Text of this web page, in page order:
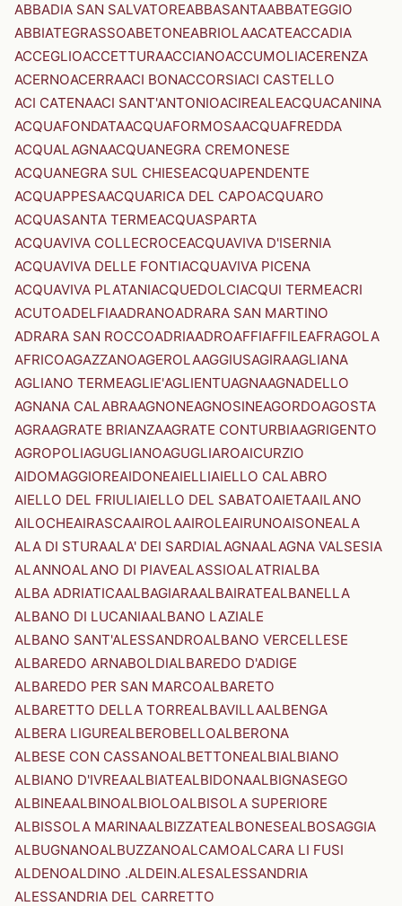
ABBADIA SAN SALVATOREABBASANTAABBATEGGIO
ABBIATEGRASSOABETONEABRIOLAACATEACCADIA
ACCEGLIOACCETTURAACCIANOACCUMOLIACERENZA
ACERNOACERRAACI BONACCORSIACI CASTELLO
ACI CATENAACI SANT'ANTONIOACIREALEACQUACANINA
ACQUAFONDATAACQUAFORMOSAACQUAFREDDA
ACQUALAGNAACQUANEGRA CREMONESE
ACQUANEGRA SUL CHIESEACQUAPENDENTE
ACQUAPPESAACQUARICA DEL CAPOACQUARO
ACQUASANTA TERMEACQUASPARTA
ACQUAVIVA COLLECROCEACQUAVIVA D'ISERNIA
ACQUAVIVA DELLE FONTIACQUAVIVA PICENA
ACQUAVIVA PLATANIACQUEDOLCIACQUI TERMEACRI
ACUTOADELFIAADRANOADRARA SAN MARTINO
ADRARA SAN ROCCOADRIAADROAFFIAFFILEAFRAGOLA
AFRICOAGAZZANOAGEROLAAGGIUSAGIRAAGLIANA
AGLIANO TERMEAGLIE'AGLIENTUAGNAAGNADELLO
AGNANA CALABRAAGNONEAGNOSINEAGORDOAGOSTA
AGRAAGRATE BRIANZAAGRATE CONTURBIAAGRIGENTO
AGROPOLIAGUGLIANOAGUGLIAROAICURZIO
AIDOMAGGIOREAIDONEAIELLIAIELLO CALABRO
AIELLO DEL FRIULIAIELLO DEL SABATOAIETAAILANO
AILOCHEAIRASCAAIROLAAIROLEAIRUNOAISONEALA
ALA DI STURAALA' DEI SARDIALAGNAALAGNA VALSESIA
ALANNOALANO DI PIAVEALASSIOALATRIALBA
ALBA ADRIATICAALBAGIARAALBAIRATEALBANELLA
ALBANO DI LUCANIAALBANO LAZIALE
ALBANO SANT'ALESSANDROALBANO VERCELLESE
ALBAREDO ARNABOLDIALBAREDO D'ADIGE
ALBAREDO PER SAN MARCOALBARETO
ALBARETTO DELLA TORREALBAVILLAALBENGA
ALBERA LIGUREALBEROBELLOALBERONA
ALBESE CON CASSANOALBETTONEALBIALBIANO
ALBIANO D'IVREAALBIATEALBIDONAALBIGNASEGO
ALBINEAALBINOALBIOLOALBISOLA SUPERIORE
ALBISSOLA MARINAALBIZZATEALBONESEALBOSAGGIA
ALBUGNANOALBUZZANOALCAMOALCARA LI FUSI
ALDENOALDINO .ALDEIN.ALESALESSANDRIA
ALESSANDRIA DEL CARRETTO